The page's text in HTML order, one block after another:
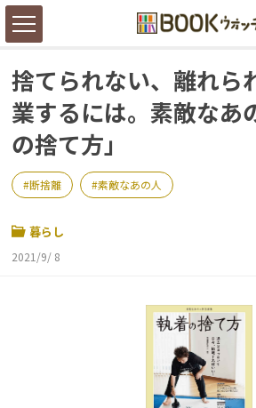
捨てられない、離れら
業するには。素敵なあ
の捨て方」
断捨離 素敵なあの人
暮らし
2021/9/ 8